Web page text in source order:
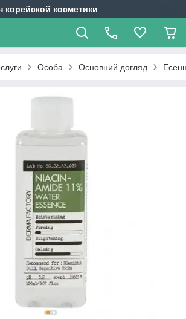
корейской косметики
Особа Основний догляд